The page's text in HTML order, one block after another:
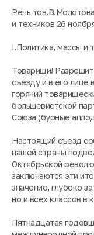
Речь
и техников 26
I.Политика, массы и
Товарищи!
съезду и в его лице
горячий
большевистской
Союза (бурные
Настоящий съезд
нашей страны
Октябрьской
заключаются эти
значение, глубоко
но и всех классов в
Пятнадцатая